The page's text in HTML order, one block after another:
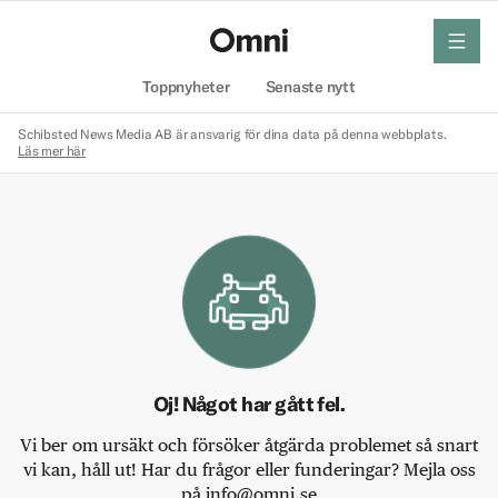
Toppnyheter Senaste nytt
meny
Schibsted News Media AB är ansvarig för dina data på denna webbplats.
Läs mer här
Oj! Något har gått fel.
Vi ber om ursäkt och försöker åtgärda problemet så snart
vi kan, håll ut! Har du frågor eller funderingar? Mejla oss